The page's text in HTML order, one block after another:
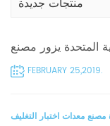
منتجات جديدة
FEBRUARY 25,2019.
معدات اختبار التغليف